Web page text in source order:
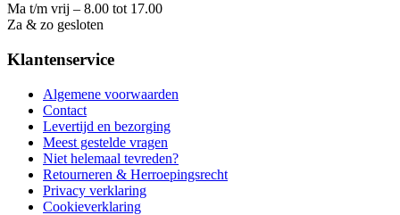
Ma t/m vrij – 8.00 tot 17.00
Za & zo gesloten
Klantenservice
Algemene voorwaarden
Contact
Levertijd en bezorging
Meest gestelde vragen
Niet helemaal tevreden?
Retourneren & Herroepingsrecht
Privacy verklaring
Cookieverklaring